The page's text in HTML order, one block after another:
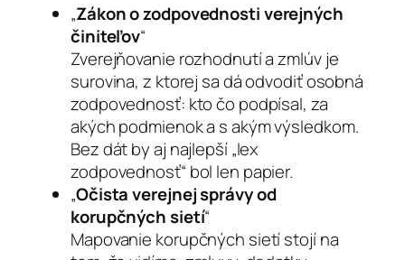
„Zákon o zodpovednosti verejných
činiteľov“
Zverejňovanie rozhodnutí a zmlúv je
surovina, z ktorej sa dá odvodiť osobná
zodpovednosť: kto čo podpísal, za
akých podmienok a s akým výsledkom.
Bez dát by aj najlepší „lex
zodpovednosť“ bol len papier.
„Očista verejnej správy od
korupčných sietí“
Mapovanie korupčných sietí stojí na